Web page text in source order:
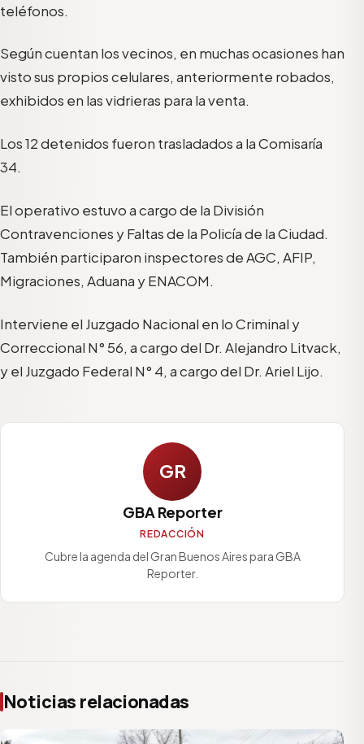
teléfonos.
Según cuentan los vecinos, en muchas ocasiones han
visto sus propios celulares, anteriormente robados,
exhibidos en las vidrieras para la venta.
Los 12 detenidos fueron trasladados a la Comisaría
34.
El operativo estuvo a cargo de la División
Contravenciones y Faltas de la Policía de la Ciudad.
También participaron inspectores de AGC, AFIP,
Migraciones, Aduana y ENACOM.
Interviene el Juzgado Nacional en lo Criminal y
Correccional N° 56, a cargo del Dr. Alejandro Litvack,
y el Juzgado Federal N° 4, a cargo del Dr. Ariel Lijo.
GR
GBA Reporter
REDACCIÓN
Cubre la agenda del Gran Buenos Aires para GBA
Reporter.
Noticias relacionadas